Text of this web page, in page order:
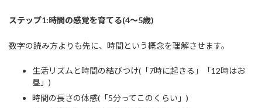
ステップ1:時間の感覚を育てる(4〜5歳)
数字の読み方よりも先に、時間という概念を理解させます。
生活リズムと時間の結びつけ(「7時に起きる」「12時はお
昼」)
時間の長さの体感(「5分ってこのくらい」)